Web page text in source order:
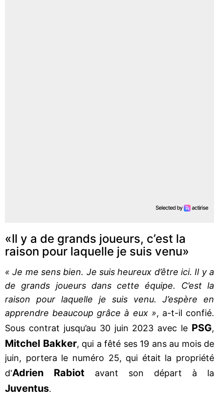
«Il y a de grands joueurs, c’est la
raison pour laquelle je suis venu»
« Je me sens bien. Je suis heureux d’être ici. Il y a
de grands joueurs dans cette équipe. C’est la
raison pour laquelle je suis venu. J’espère en
apprendre beaucoup grâce à eux », a-t-il confié.
Sous contrat jusqu’au 30 juin 2023 avec le PSG,
Mitchel Bakker, qui a fêté ses 19 ans au mois de
juin, portera le numéro 25, qui était la propriété
d'Adrien Rabiot avant son départ à la
Juventus.